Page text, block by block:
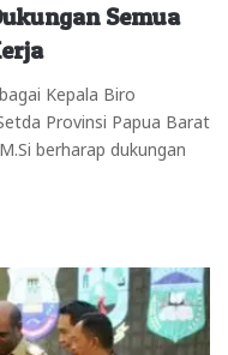
Semua
Kepala Biro
Provinsi Papua Barat
berharap dukungan